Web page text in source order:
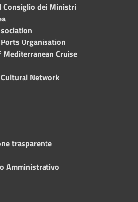
Consiglio dei Ministri
Organisation
Cruise
Network
trasparente
Amministrativo